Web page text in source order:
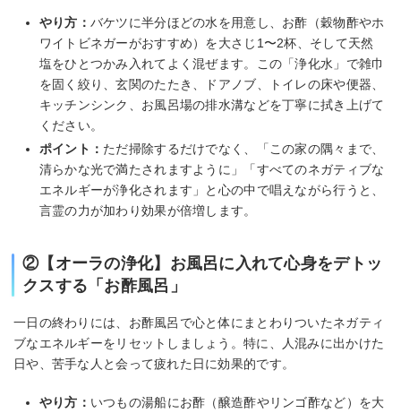
やり方： バケツに半分ほどの水を用意し、お酢（穀物酢やホ
ワイトビネガーがおすすめ）を大さじ1〜2杯、そして天然
塩をひとつかみ入れてよく混ぜます。この「浄化水」で雑巾
を固く絞り、玄関のたたき、ドアノブ、トイレの床や便器、
キッチンシンク、お風呂場の排水溝などを丁寧に拭き上げて
ください。
ポイント： ただ掃除するだけでなく、「この家の隅々まで、
清らかな光で満たされますように」「すべてのネガティブな
エネルギーが浄化されます」と心の中で唱えながら行うと、
言霊の力が加わり効果が倍増します。
②【オーラの浄化】お風呂に入れて心身をデトッ
クスする「お酢風呂」
一日の終わりには、お酢風呂で心と体にまとわりついたネガティ
ブなエネルギーをリセットしましょう。特に、人混みに出かけた
日や、苦手な人と会って疲れた日に効果的です。
やり方： いつもの湯船にお酢（醸造酢やリンゴ酢など）を大